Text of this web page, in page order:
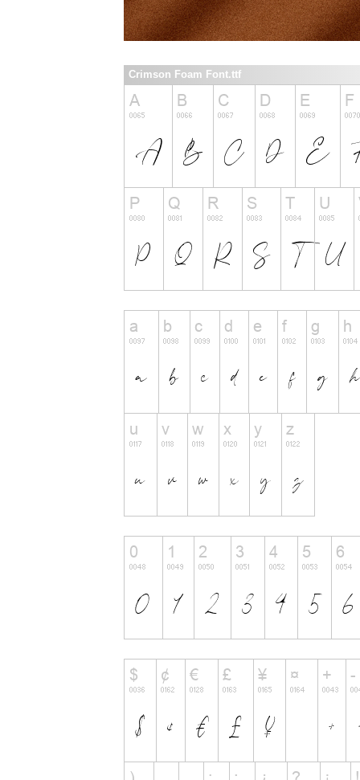
Crimson Foam Font.ttf